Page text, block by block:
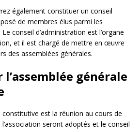
également constituer un conseil
de membres élus parmi les
conseil d’administration est l’organe
et il est chargé de mettre en œuvre
des assemblées générales.
l’assemblée générale
constitutive est la réunion au cours de
seront adoptés et le conseil